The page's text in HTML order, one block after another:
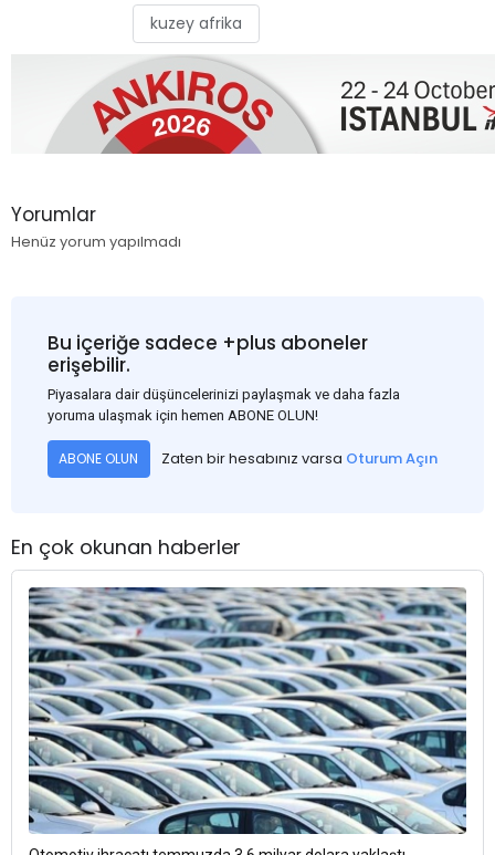
kuzey afrika
Yorumlar
Henüz yorum yapılmadı
Bu içeriğe sadece +plus aboneler
erişebilir.
Piyasalara dair düşüncelerinizi paylaşmak ve daha fazla
yoruma ulaşmak için hemen ABONE OLUN!
ABONE OLUN Zaten bir hesabınız varsa Oturum Açın
En çok okunan haberler